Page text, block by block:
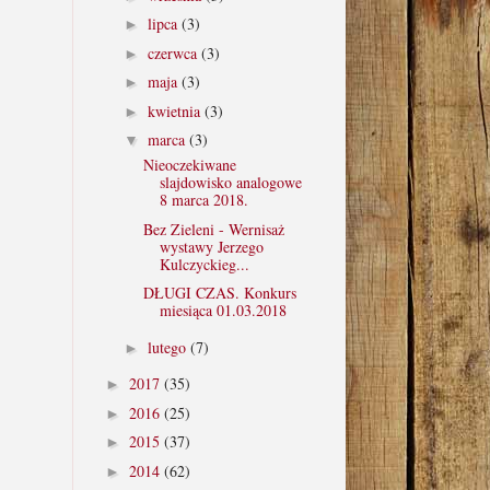
► lipca (3)
► czerwca (3)
► maja (3)
► kwietnia (3)
▼ marca (3)
Nieoczekiwane
slajdowisko analogowe
8 marca 2018.
Bez Zieleni - Wernisaż
wystawy Jerzego
Kulczyckieg...
DŁUGI CZAS. Konkurs
miesiąca 01.03.2018
► lutego (7)
► 2017 (35)
► 2016 (25)
► 2015 (37)
► 2014 (62)